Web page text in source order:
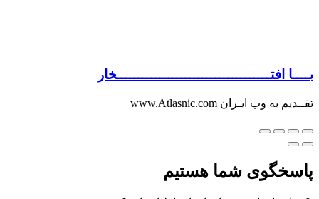
بــــا افتــــــــــــــــــــــــــــــــــــخار
تقــدیم به وب ایـران www.Atlasnic.com
پاسخگوی شما هستیم